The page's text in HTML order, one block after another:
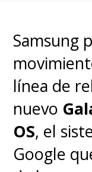
falló en
dólares
estado
Este caso
Samsung
línea de
nuevo
OS, el
Google